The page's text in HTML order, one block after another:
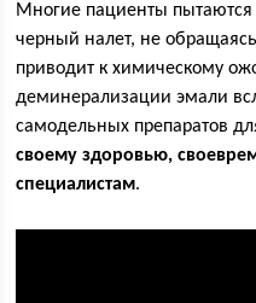
Многие пациенты
черный налет, не
приводит к химическому
деминерализации эмали
самодельных препаратов
своему здоровью,
специалистам.